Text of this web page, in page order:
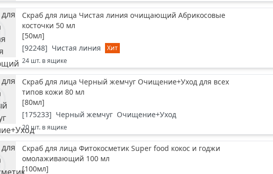
Скраб для лица Чистая линия очищающий Абрикосовые
косточки 50 мл
[50мл]
[92248] Чистая линия
Хит
24 шт. в ящике
Скраб для лица Черный жемчуг Очищение+Уход для всех
типов кожи 80 мл
[80мл]
[175233] Черный жемчуг Очищение+Уход
20 шт. в ящике
Скраб для лица Фитокосметик Super food кокос и годжи
омолаживающий 100 мл
[100мл]